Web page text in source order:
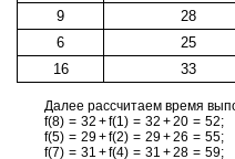
9
28
6
25
16
33
Далее рас­счи­та­ем время
f(8) = 32 + f(1) = 32 + 20 = 52;
f(5) = 29 + f(2) = 29 + 26 = 55;
f(7) = 31 + f(4) = 31 + 28 = 59;